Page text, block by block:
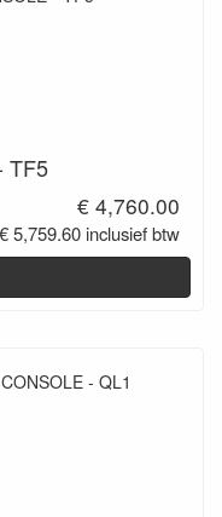
TF5
€ 4,760.00
€ 5,759.60 inclusief btw